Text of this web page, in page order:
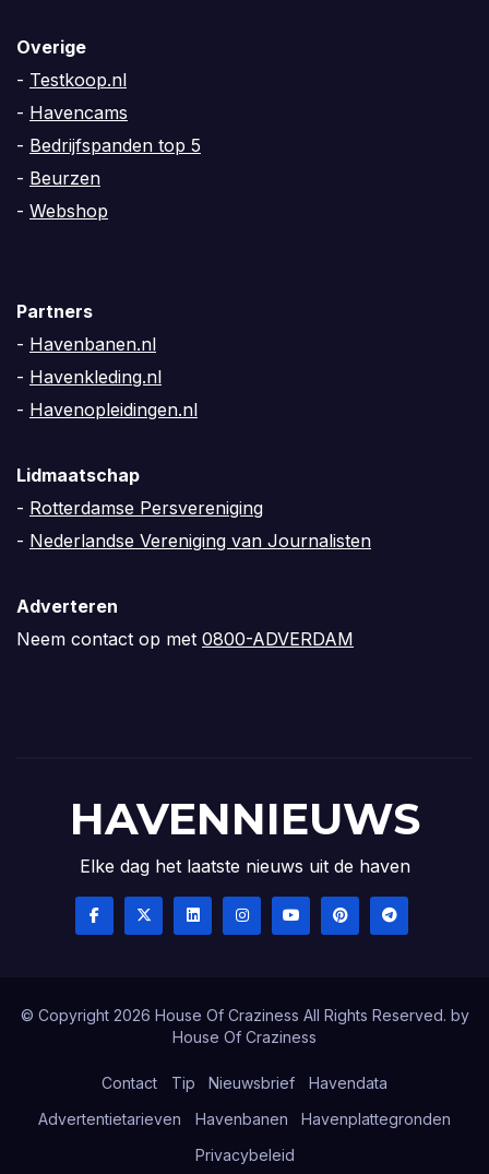
Overige
- Testkoop.nl
- Havencams
- Bedrijfspanden top 5
- Beurzen
- Webshop
Partners
- Havenbanen.nl
- Havenkleding.nl
- Havenopleidingen.nl
Lidmaatschap
- Rotterdamse Persvereniging
- Nederlandse Vereniging van Journalisten
Adverteren
Neem contact op met 0800-ADVERDAM
HAVENNIEUWS
Elke dag het laatste nieuws uit de haven
© Copyright 2026 House Of Craziness All Rights Reserved. by
House Of Craziness
Contact Tip Nieuwsbrief
Havendata
Advertentietarieven
Havenbanen
Havenplattegronden
Privacybeleid